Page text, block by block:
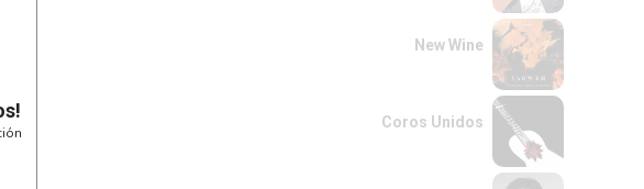
New Wine
Coros Unidos